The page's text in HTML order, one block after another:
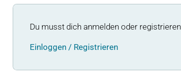
Du musst dich anmelden oder
Einloggen / Registrieren